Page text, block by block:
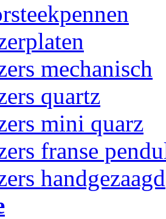
mechanisch
quartz
mini quarz
franse
handgezaagd